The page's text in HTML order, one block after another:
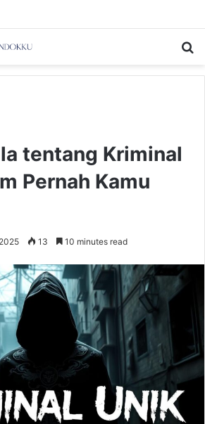
tentang Kriminal
Pernah Kamu
13 10 minutes read